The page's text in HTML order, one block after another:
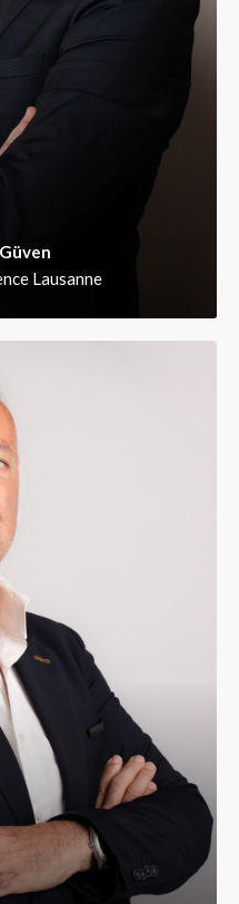
Lausanne